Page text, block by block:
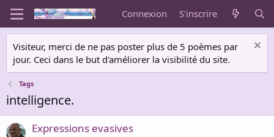
Connexion S'inscrire
Visiteur, merci de ne pas poster plus de 5 poèmes par
jour. Ceci dans le but d'améliorer la visibilité du site.
Tags
intelligence.
Expressions evasives